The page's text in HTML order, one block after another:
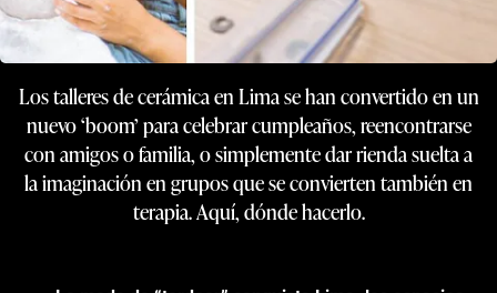
Los talleres de cerámica en Lima se han convertido en un
nuevo ‘boom’ para celebrar cumpleaños, reencontrarse
con amigos o familia, o simplemente dar rienda suelta a
la imaginación en grupos que se convierten también en
terapia. Aquí, dónde hacerlo.